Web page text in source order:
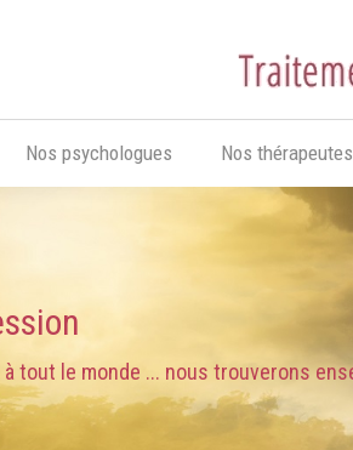
Nos psychologues Nos thérapeutes
tout le monde ... nous trouverons